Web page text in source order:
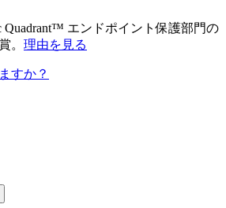
Quadrant™ エンドポイント保護部門の
。 理由を見る
すか？